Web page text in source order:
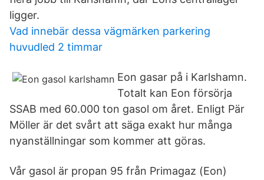
ligger.
Vad innebär dessa vägmärken parkering
huvudled 2 timmar
Eon gasar på i Karlshamn.
Totalt kan Eon försörja
SSAB med 60.000 ton gasol om året. Enligt Pär
Möller är det svårt att säga exakt hur många
nyanställningar som kommer att göras.
Vår gasol är propan 95 från Primagaz (Eon)